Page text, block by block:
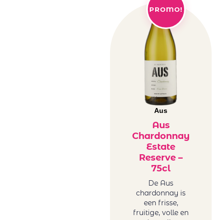
PROMO!
Aus
Aus
Chardonnay
Estate
Reserve –
75cl
De Aus
chardonnay is
een frisse,
fruitige, volle en